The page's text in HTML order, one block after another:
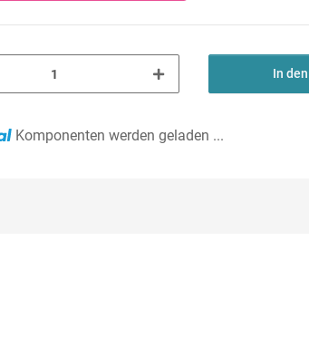
In
Komponenten werden geladen ...